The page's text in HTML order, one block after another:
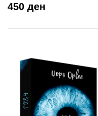
450 ден